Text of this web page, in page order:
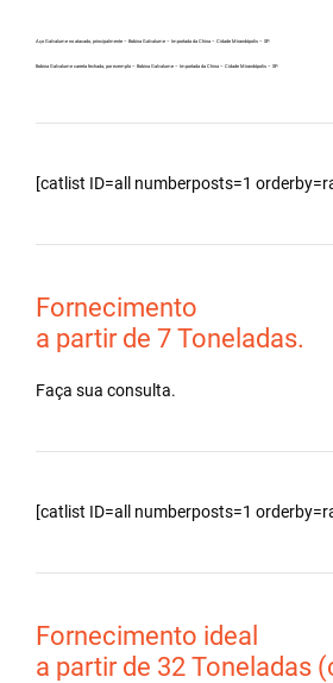
Aço Galvalume no atacado, principalmente – Bobina Galvalume – Importada da China – Cidade Mirandópolis – SP.
Bobina Galvalume carreta fechada, por exemplo – Bobina Galvalume – Importada da China – Cidade Mirandópolis – SP.
[catlist ID=all numberposts=1
Fornecimento
a partir de 7 Toneladas.
Faça sua consulta.
[catlist ID=all numberposts=1
Fornecimento ideal
a partir de 32 Toneladas